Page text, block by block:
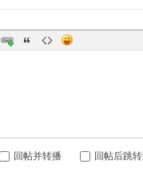
回帖并转播 回帖后跳